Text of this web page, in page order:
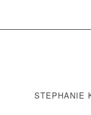
STEPHANIE